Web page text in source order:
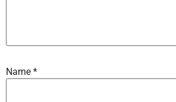
Name *